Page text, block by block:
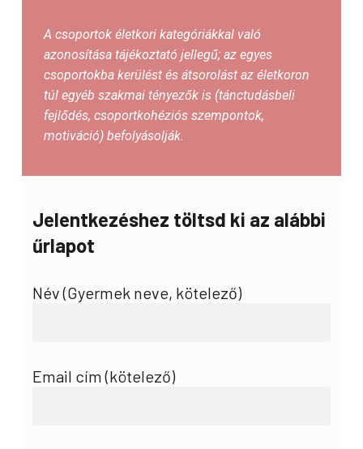
A csoportok életkori kategóriákkal való
azonosítása tájékoztató jellegű; az egyes
csoportokba kerülést és átsorolást az életkoron
túl egyéb szakmai tényezők is (tánctudásbeli
fejlődés, csoportkohéziós szempontok,
motiváció) befolyásolják.
Jelentkezéshez töltsd ki az alábbi
űrlapot
Név (Gyermek neve, kötelező)
Email cím (kötelező)